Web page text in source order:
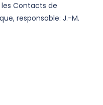
les Contacts de
responsable: J.-M.